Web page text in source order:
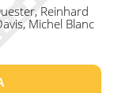
Reinhard
Michel Blanc